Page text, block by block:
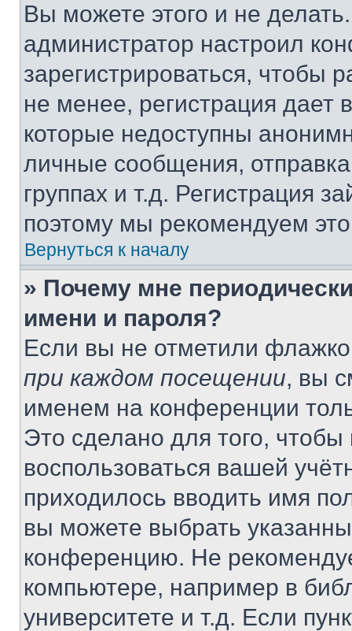
Вы можете этого и не
администратор настроил
зарегистрироваться, чтобы
не менее, регистрация
которые недоступны
личные сообщения,
группах и т.д. Регистрация
поэтому мы рекомендуем
Вернуться к началу
» Почему мне
имени и пароля?
Если вы не отметили
при каждом посещении, вы
именем на конференции
Это сделано для того, чтобы
воспользоваться вашей
приходилось вводить имя
вы можете выбрать
конференцию. Не
компьютере, например в
университете и т.д. Если